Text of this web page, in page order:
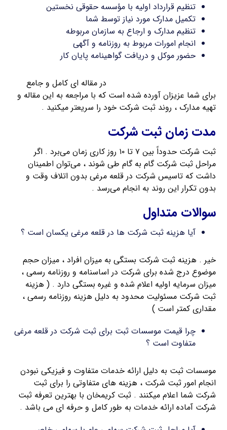
تنظیم قرارداد اولیه با مؤسسه حقوقی نخستین
تکمیل مدارک مورد نیاز توسط شما
تنظیم مدارک و ارجاع به سازمان مربوطه
انجام امورات مربوط به روزنامه و آگهی
حضور موکل و دریافت گواهینامه پایان کار
در مقاله ای کامل و جامع
برای شما عزیزان آورده شده است که با مراجعه به این مقاله و
تهیه مدارک ، روند ثبت شرکت خود را سریعتر میکنید .
مدت زمان ثبت شرکت
ثبت شرکت حدوداً بین ۷ تا ۱۰ روز کاری زمان می‌برد . اگر
مراحل ثبت شرکت گام به گام طی شوند ، می‌توان اطمینان
داشت که تاسیس شرکت در قلعه مرغی بدون اتلاف وقت و
بدون تکرار این روند به انجام می‌رسد .
سوالات متداول
آیا هزینه ثبت شرکت ها در قلعه مرغی یکسان است ؟
خیر . هزینه ثبت شرکت بستگی به میزان افراد ، میزان حجم
موضوع درج شده برای شرکت در اساسنامه و روزنامه رسمی ،
میزان سرمایه اولیه اعلام شده و غیره بستگی دارد . ( هزینه
ثبت شرکت مسئولیت محدود به دلیل هزینه روزنامه رسمی ،
مقداری کمتر است )
چرا قیمت موسسات ثبت برای ثبت شرکت در قلعه مرغی
متفاوت است ؟
موسسات ثبت به دلیل ارائه خدمات متفاوت و فیزیکی نبودن
انجام امور ثبت شرکت ، هزینه های متفاوتی را برای ثبت
شرکت شما اعلام میکنند . ثبت کریمخان با بهترین تعرفه ثبت
شرکت آماده ارائه خدمات به طور کامل و حرفه ای می باشد .